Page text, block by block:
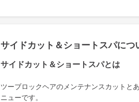
サイドカット＆ショートスパにつ
サイドカット＆ショートスパとは
ツーブロックヘアのメンテナンスカットと
ニューです。